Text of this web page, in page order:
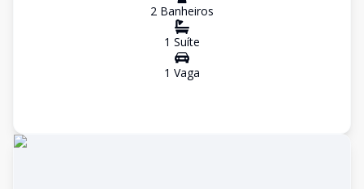
2 Banheiros
1 Suíte
1 Vaga